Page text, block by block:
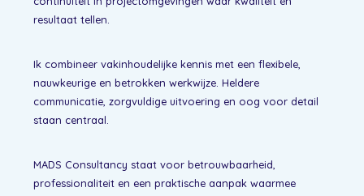
resultaat tellen.
Ik combineer vakinhoudelijke kennis met een flexibele,
nauwkeurige en betrokken werkwijze. Heldere
communicatie, zorgvuldige uitvoering en oog voor detail
staan centraal.
MADS Consultancy staat voor betrouwbaarheid,
professionaliteit en een praktische aanpak waarmee